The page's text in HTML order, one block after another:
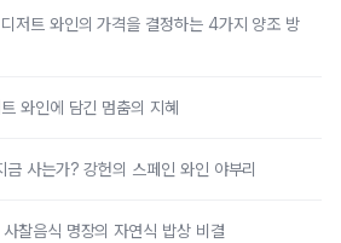
저트 와인의 가격을 결정하는 4가지 양조 방
와인에 담긴 멈춤의 지혜
사는가? 강헌의 스페인 와인 야부리
찰음식 명장의 자연식 밥상 비결